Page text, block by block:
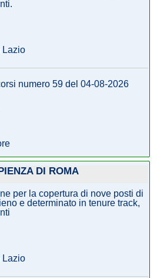
Lazio
numero 59 del 04-08-2026
DI ROMA
per la copertura di nove posti di
e determinato in tenure track,
Lazio